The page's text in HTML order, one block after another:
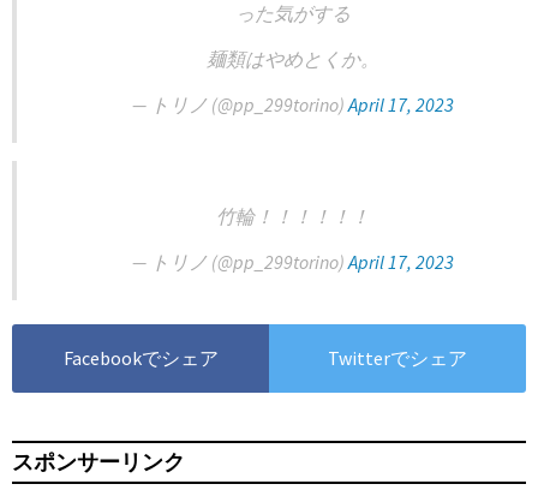
った気がする
麺類はやめとくか。
— トリノ (@pp_299torino)April 17, 2023
竹輪！！！！！！
— トリノ (@pp_299torino)April 17, 2023
Facebookでシェア Twitterでシェア
スポンサーリンク